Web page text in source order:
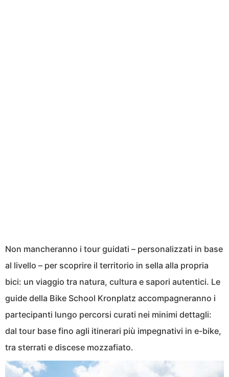
Non mancheranno i tour guidati – personalizzati in base
al livello – per scoprire il territorio in sella alla propria
bici: un viaggio tra natura, cultura e sapori autentici. Le
guide della Bike School Kronplatz accompagneranno i
partecipanti lungo percorsi curati nei minimi dettagli:
dal tour base fino agli itinerari più impegnativi in e-bike,
tra sterrati e discese mozzafiato.